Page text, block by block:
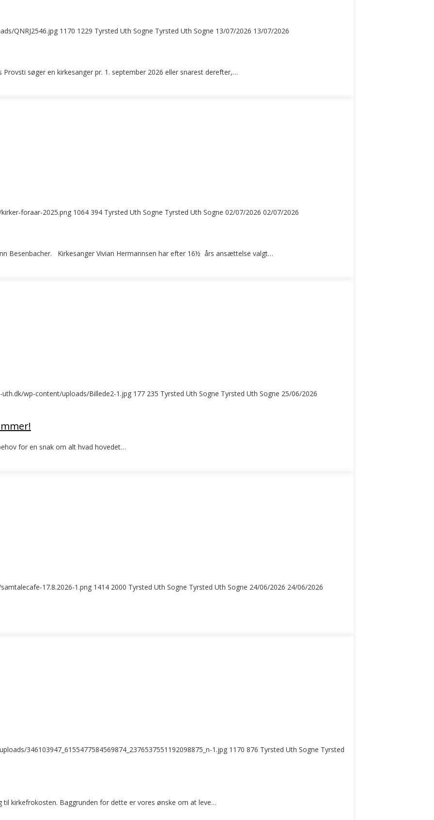
QNRJ2546.jpg 1170 1229 Tyrsted Uth Sogne Tyrsted Uth Sogne 13/07/2026 13/07/2026
søger en kirkesanger pr. 1. september 2026 eller snarest derefter,…
foraar-2025.png 1064 394 Tyrsted Uth Sogne Tyrsted Uth Sogne 02/07/2026 02/07/2026
Besenbacher. Kirkesanger Vivian Hermannsen har efter 16½ års ansættelse valgt…
wp-content/uploads/Billede2-1.jpg 177 235 Tyrsted Uth Sogne Tyrsted Uth Sogne 25/06/2026
for en snak om alt hvad hovedet…
17.8.2026-1.png 1414 2000 Tyrsted Uth Sogne Tyrsted Uth Sogne 24/06/2026 24/06/2026
346103947_6155477584569874_2376537551192098875_n-1.jpg 1170 876 Tyrsted Uth Sogne Tyrsted
kirkefrokosten. Baggrunden for dette er vores ønske om at leve…